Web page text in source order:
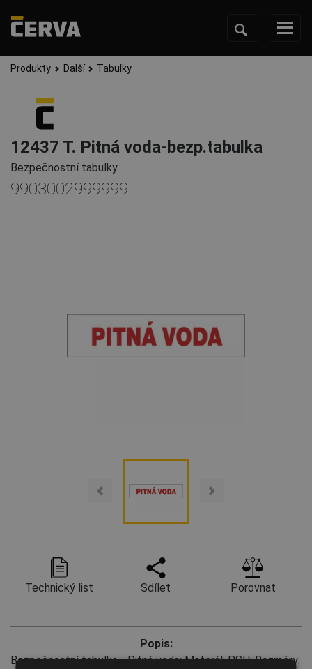
Produkty Další Tabulky
12437 T. Pitná voda-bezp.tabulka
Bezpečnostní tabulky
9903002999999
Technický list Sdílet Porovnat
Popis:
Bezpečnostní tabulka - Pitná voda; Materál: PSH; Rozměry: